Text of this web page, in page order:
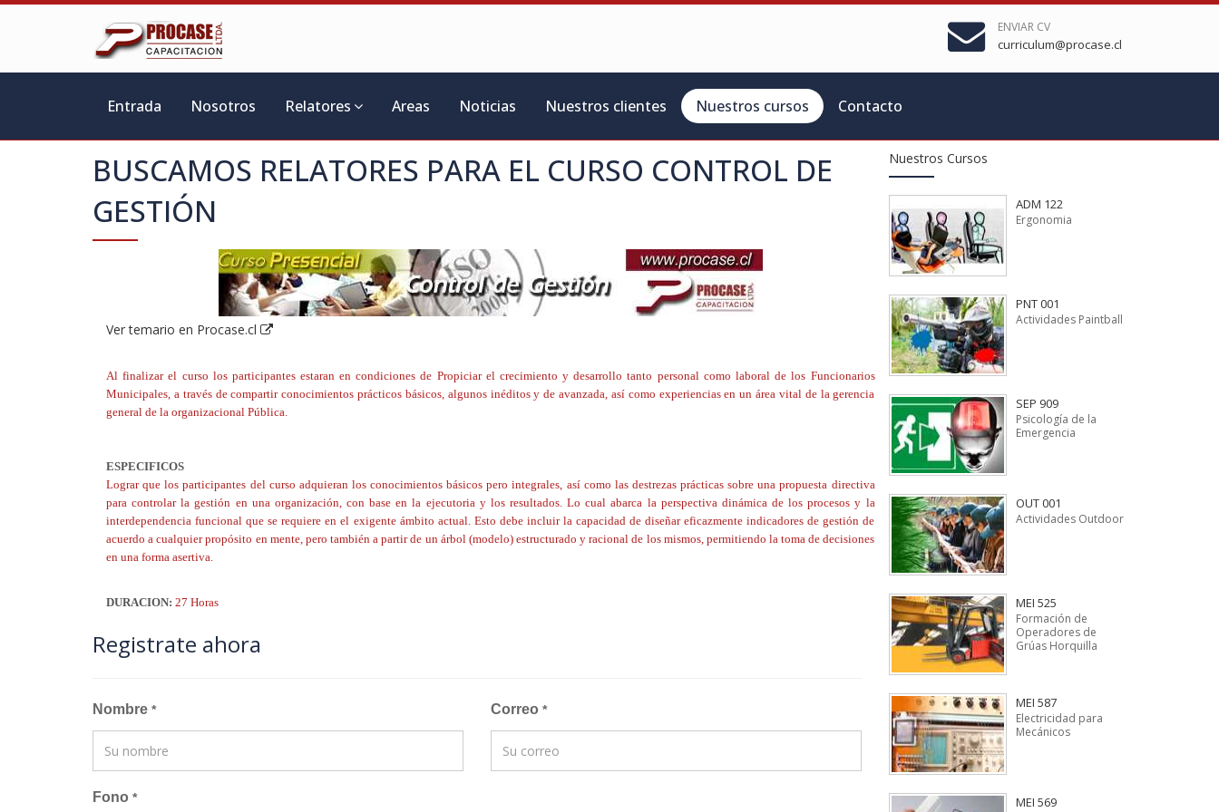
ENVIAR CV
curriculum@procase.cl
Entrada Nosotros Relatores Areas Noticias Nuestros clientes Nuestros cursos Contacto
BUSCAMOS RELATORES PARA EL CURSO CONTROL DE
GESTIÓN
Ver temario en Procase.cl
Al finalizar el curso los participantes estaran en condiciones de Propiciar el crecimiento y desarrollo tanto personal como laboral de los Funcionarios
Municipales, a través de compartir conocimientos prácticos básicos, algunos inéditos y de avanzada, así como experiencias en un área vital de la gerencia
general de la organizacional Pública.
ESPECIFICOS
Lograr que los participantes del curso adquieran los conocimientos básicos pero integrales, así como las destrezas prácticas sobre una propuesta directiva
para controlar la gestión en una organización, con base en la ejecutoria y los resultados. Lo cual abarca la perspectiva dinámica de los procesos y la
interdependencia funcional que se requiere en el exigente ámbito actual. Esto debe incluir la capacidad de diseñar eficazmente indicadores de gestión de
acuerdo a cualquier propósito en mente, pero también a partir de un árbol (modelo) estructurado y racional de los mismos, permitiendo la toma de decisiones
en una forma asertiva.
DURACION: 27 Horas
Registrate ahora
Nombre * Correo *
Fono *
Nuestros Cursos
ADM 122
Ergonomia
PNT 001
Actividades Paintball
SEP 909
Psicología de la
Emergencia
OUT 001
Actividades Outdoor
MEI 525
Formación de
Operadores de
Grúas Horquilla
MEI 587
Electricidad para
Mecánicos
MEI 569